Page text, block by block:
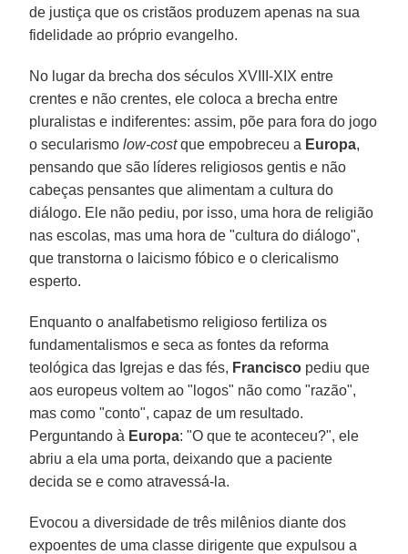
de justiça que os cristãos produzem apenas na sua
fidelidade ao próprio evangelho.
No lugar da brecha dos séculos XVIII-XIX entre
crentes e não crentes, ele coloca a brecha entre
pluralistas e indiferentes: assim, põe para fora do jogo
o secularismolow-costque empobreceu a Europa,
pensando que são líderes religiosos gentis e não
cabeças pensantes que alimentam a cultura do
diálogo. Ele não pediu, por isso, uma hora de religião
nas escolas, mas uma hora de "cultura do diálogo",
que transtorna o laicismo fóbico e o clericalismo
esperto.
Enquanto o analfabetismo religioso fertiliza os
fundamentalismos e seca as fontes da reforma
teológica das Igrejas e das fés, Francisco pediu que
aos europeus voltem ao "logos" não como "razão",
mas como "conto", capaz de um resultado.
Perguntando à Europa: "O que te aconteceu?", ele
abriu a ela uma porta, deixando que a paciente
decida se e como atravessá-la.
Evocou a diversidade de três milênios diante dos
expoentes de uma classe dirigente que expulsou a